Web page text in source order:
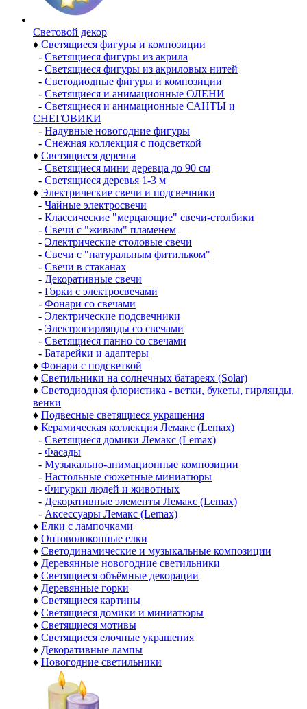
Световой декор
♦ Светящиеся фигуры и композиции
- Светящиеся фигуры из акрила
- Светящиеся фигуры из акриловых нитей
- Светодиодные фигуры и композиции
- Светящиеся и анимационные ОЛЕНИ
- Светящиеся и анимационные САНТЫ и
СНЕГОВИКИ
- Надувные новогодние фигуры
- Снежная коллекция с подсветкой
♦ Светящиеся деревья
- Светящиеся мини деревца до 90 см
- Светящиеся деревья 1-3 м
♦ Электрические свечи и подсвечники
- Чайные электросвечи
- Классические "мерцающие" свечи-столбики
- Свечи с "живым" пламенем
- Электрические столовые свечи
- Свечи с "натуральным фитильком"
- Свечи в стаканах
- Декоративные свечи
- Горки с электросвечами
- Фонари со свечами
- Электрические подсвечники
- Электрогирлянды со свечами
- Светящиеся панно со свечами
- Батарейки и адаптеры
♦ Фонари с подсветкой
♦ Светильники на солнечных батареях (Solar)
♦ Светодиодная флористика - ветки, букеты, гирлянды,
венки
♦ Подвесные светящиеся украшения
♦ Керамическая коллекция Лемакс (Lemax)
- Светящиеся домики Лемакс (Lemax)
- Фасады
- Музыкально-анимационные композиции
- Настольные сюжетные миниатюры
- Фигурки людей и животных
- Декоративные элементы Лемакс (Lemax)
- Аксессуары Лемакс (Lemax)
♦ Елки с лампочками
♦ Оптоволоконные елки
♦ Светодинамические и музыкальные композиции
♦ Деревянные новогодние светильники
♦ Светящиеся объёмные декорации
♦ Деревянные горки
♦ Светящиеся картины
♦ Светящиеся домики и миниатюры
♦ Светящиеся мотивы
♦ Светящиеся елочные украшения
♦ Декоративные лампы
♦ Новогодние светильники